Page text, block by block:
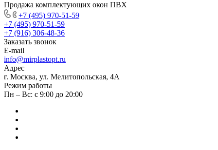
Продажа комплектующих окон ПВХ
+7 (495) 970-51-59
+7 (495) 970-51-59
+7 (916) 306-48-36
Заказать звонок
E-mail
info@mirplastopt.ru
Адрес
г. Москва, ул. Мелитопольская, 4А
Режим работы
Пн – Вс: с 9:00 до 20:00